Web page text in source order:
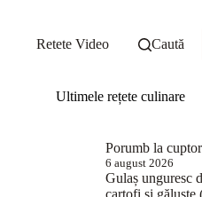
Retete Video Caută
Ultimele rețete culinare
Porumb la cuptor
6 august 2026
Gulaș unguresc
cartofi și găluște